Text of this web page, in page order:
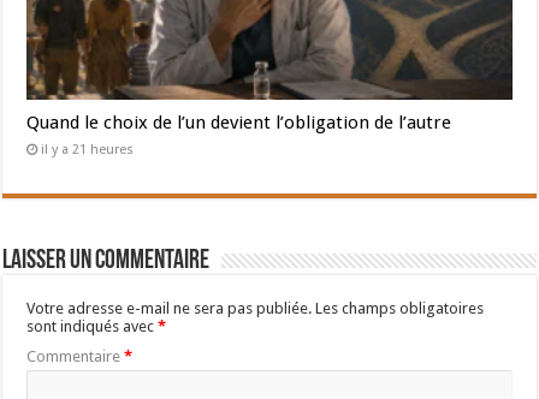
Quand le choix de l’un devient l’obligation de l’autre
il y a 21 heures
Laisser un commentaire
Votre adresse e-mail ne sera pas publiée. Les champs obligatoires
sont indiqués avec*
Commentaire*